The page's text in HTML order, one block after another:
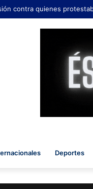
contra quienes
Deportes